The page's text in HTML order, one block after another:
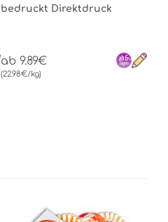
bedruckt Direktdruck
ab 9.89€
(22.98€/kg)